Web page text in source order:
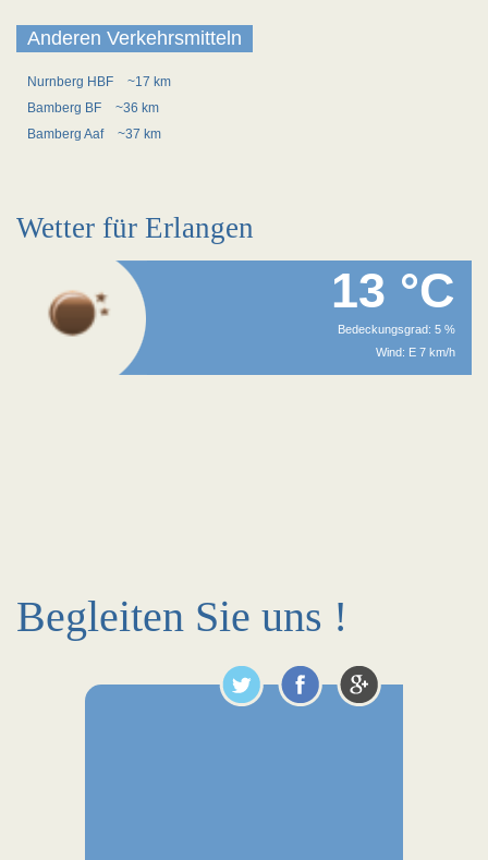
Anderen Verkehrsmitteln
Nurnberg HBF
~17 km
Bamberg BF
~36 km
Bamberg Aaf
~37 km
Wetter für Erlangen
13 °C
Bedeckungsgrad: 5 %
Wind: E 7 km/h
Begleiten Sie uns !